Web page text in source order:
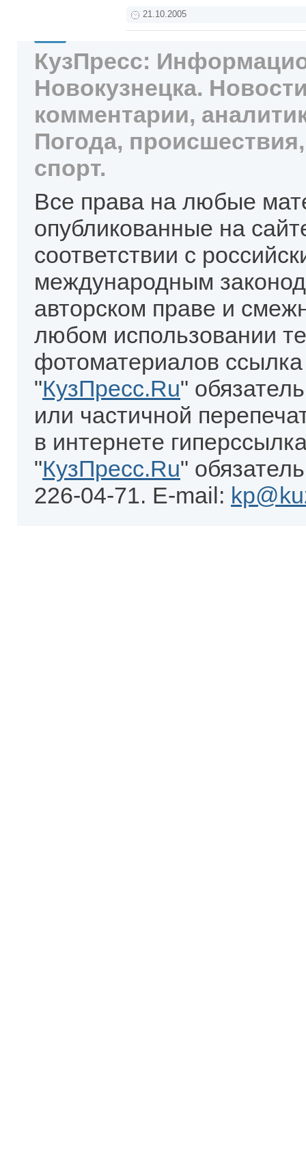
21.10.2005
КузПресс:
Новокузнецка.
комментарии,
Погода,
спорт.
Все права на любые
опубликованные на
соответствии с
международным
авторском праве и
любом использовании
фотоматериалов
"КузПресс.Ru"
или частичной
в интернете
"КузПресс.Ru"
226-04-71. E-mail: